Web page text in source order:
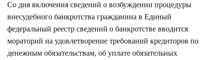
Со дня включения сведений о возбуждении процедуры
внесудебного банкротства гражданина в Единый
федеральный реестр сведений о банкротстве вводится
мораторий на удовлетворение требований кредиторов по
денежным обязательствам, об уплате обязательных